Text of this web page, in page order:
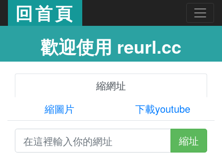
回首頁
歡迎使用 reurl.cc
縮網址
縮圖片
下載youtube
縮址